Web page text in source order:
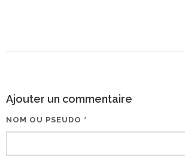
Ajouter un commentaire
NOM OU PSEUDO *